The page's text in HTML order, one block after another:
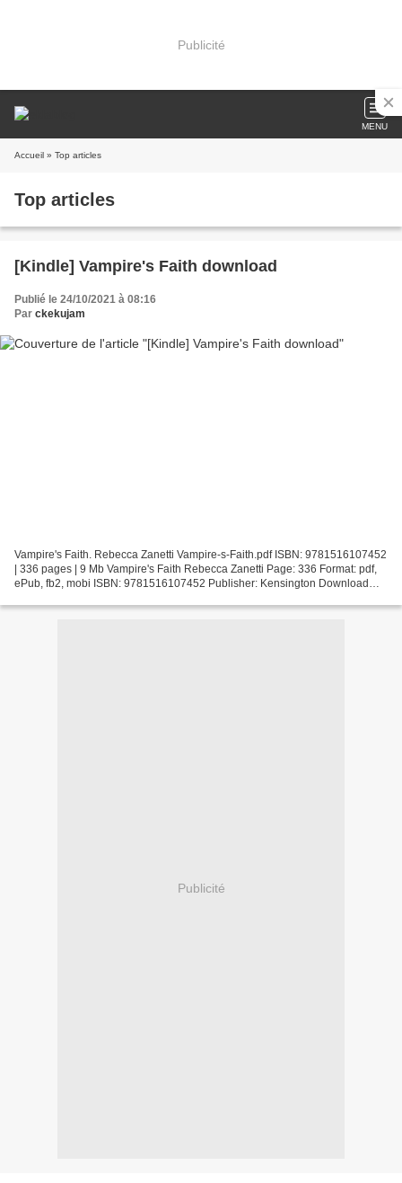
Publicité
MENU
Accueil » Top articles
Top articles
[Kindle] Vampire's Faith download
Publié le 24/10/2021 à 08:16
Par ckekujam
Vampire's Faith. Rebecca Zanetti Vampire-s-Faith.pdf ISBN: 9781516107452
| 336 pages | 9 Mb Vampire's Faith Rebecca Zanetti Page: 336 Format: pdf,
ePub, fb2, mobi ISBN: 9781516107452 Publisher: Kensington Download
Publicité